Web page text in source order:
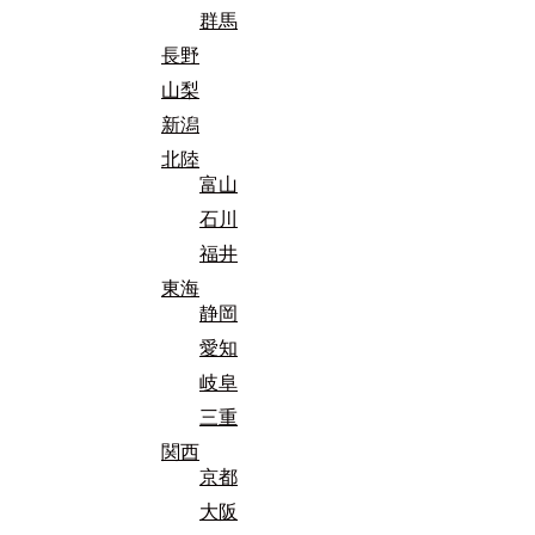
群馬
長野
山梨
新潟
北陸
富山
石川
福井
東海
静岡
愛知
岐阜
三重
関西
京都
大阪